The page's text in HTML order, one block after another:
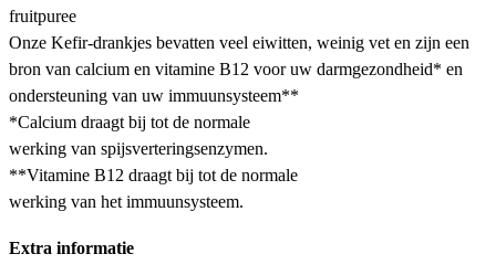
fruitpuree
Onze Kefir-drankjes bevatten veel eiwitten, weinig vet en zijn een
bron van calcium en vitamine B12 voor uw darmgezondheid* en
ondersteuning van uw immuunsysteem**
*Calcium draagt bij tot de normale
werking van spijsverteringsenzymen.
**Vitamine B12 draagt bij tot de normale
werking van het immuunsysteem.
Extra informatie